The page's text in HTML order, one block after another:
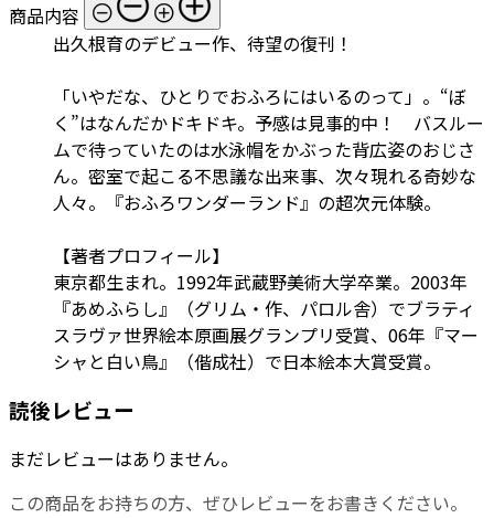
商品内容
出久根育のデビュー作、待望の復刊！
「いやだな、ひとりでおふろにはいるのって」。“ぼ
く”はなんだかドキドキ。予感は見事的中！ バスルー
ムで待っていたのは水泳帽をかぶった背広姿のおじさ
ん。密室で起こる不思議な出来事、次々現れる奇妙な
人々。『おふろワンダーランド』の超次元体験。
【著者プロフィール】
東京都生まれ。1992年武蔵野美術大学卒業。2003年
『あめふらし』（グリム・作、パロル舎）でブラティ
スラヴァ世界絵本原画展グランプリ受賞、06年『マー
シャと白い鳥』（偕成社）で日本絵本大賞受賞。
読後レビュー
まだレビューはありません。
この商品をお持ちの方、ぜひレビューをお書きください。